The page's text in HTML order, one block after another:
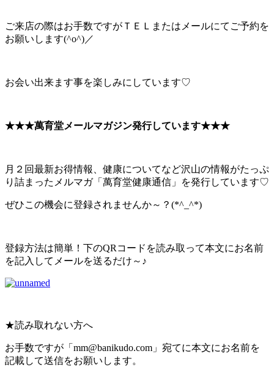
ご来店の際はお手数ですがＴＥＬまたはメールにてご予約を
お願いします(^o^)／
お会い出来ます事を楽しみにしています♡
★★★萬育堂メールマガジン発行しています★★★
月２回最新お得情報、健康についてなど沢山の情報がたっぷ
り詰まったメルマガ「萬育堂健康通信」を発行しています♡
ぜひこの機会に登録されませんか～？(*^_^*)
登録方法は簡単！下のQRコードを読み取って本文にお名前
を記入してメールを送るだけ～♪
★読み取れない方へ
お手数ですが「mm@banikudo.com」宛てに本文にお名前を
記載して送信をお願いします。